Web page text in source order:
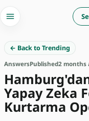
← Back to Trending
AnswersPublished2 months
Yapay Zeka
Kurtarma